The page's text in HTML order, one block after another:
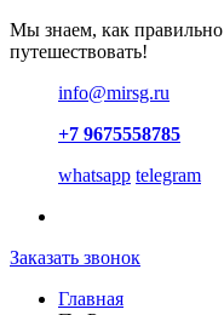
Мы знаем, как правильно
путешествовать!
info@mirsg.ru
+7 9675558785
whatsapp telegram
Заказать звонок
Главная